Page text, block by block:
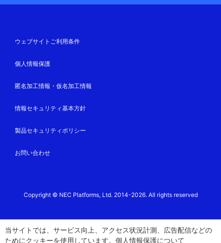
当サイトでは、サービス向上、アクセス状況計測、広告配信などの
ためにクッキーを使用しています。 個人情報保護について
ウェブサイトご利用条件
個人情報保護
匿名加工情報・仮名加工情報
情報セキュリティ基本方針
製品セキュリティポリシー
お問い合わせ
Copyright © NEC Platforms, Ltd. 2014-2026. All rights reserved